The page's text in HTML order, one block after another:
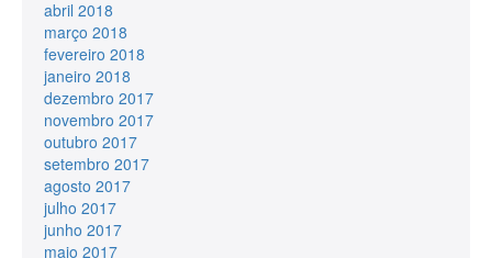
abril 2018
março 2018
fevereiro 2018
janeiro 2018
dezembro 2017
novembro 2017
outubro 2017
setembro 2017
agosto 2017
julho 2017
junho 2017
maio 2017